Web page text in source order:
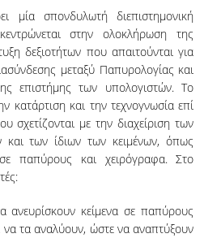
ΑΠΕΥΘΥΝΕΤΑΙ
ΦΟΙΤΗΤΩΝ
ΥΠΟΤΡΟΦΙΕΣ
μία σπονδυλωτή διεπιστημονική
στην ολοκλήρωση της
δεξιοτήτων που απαιτούνται για
μεταξύ Παπυρολογίας και
επιστήμης των υπολογιστών. Το
κατάρτιση και την τεχνογνωσία επί
σχετίζονται με την διαχείριση των
και των ίδιων των κειμένων, όπως
παπύρους και χειρόγραφα. Στο
κείμενα σε παπύρους
να τα αναλύουν, ώστε να αναπτύξουν